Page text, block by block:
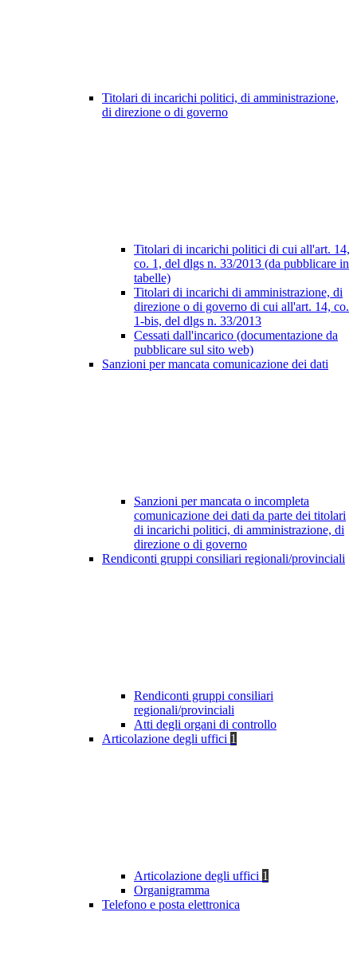
Titolari di incarichi politici, di amministrazione,
di direzione o di governo
Titolari di incarichi politici di cui all'art. 14,
co. 1, del dlgs n. 33/2013 (da pubblicare in
tabelle)
Titolari di incarichi di amministrazione, di
direzione o di governo di cui all'art. 14, co.
1-bis, del dlgs n. 33/2013
Cessati dall'incarico (documentazione da
pubblicare sul sito web)
Sanzioni per mancata comunicazione dei dati
Sanzioni per mancata o incompleta
comunicazione dei dati da parte dei titolari
di incarichi politici, di amministrazione, di
direzione o di governo
Rendiconti gruppi consiliari regionali/provinciali
Rendiconti gruppi consiliari
regionali/provinciali
Atti degli organi di controllo
Articolazione degli uffici 1
Articolazione degli uffici 1
Organigramma
Telefono e posta elettronica